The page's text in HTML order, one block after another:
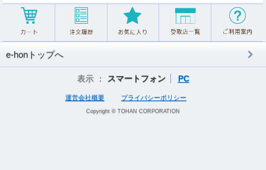
e-honトップへ
表示 ： スマートフォン PC
運営会社概要 プライバシーポリシー
Copyright © TOHAN CORPORATION